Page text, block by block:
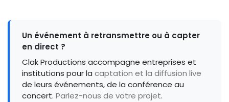
Un événement à retransmettre ou à capter
en direct ?
Clak Productions accompagne entreprises et
institutions pour la captation et la diffusion live
de leurs événements, de la conférence au
concert. Parlez-nous de votre projet.